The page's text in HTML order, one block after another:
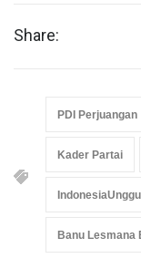
Share:
PDI Perjuangan
Kader Partai
IndonesiaUnggul
Banu Lesmana